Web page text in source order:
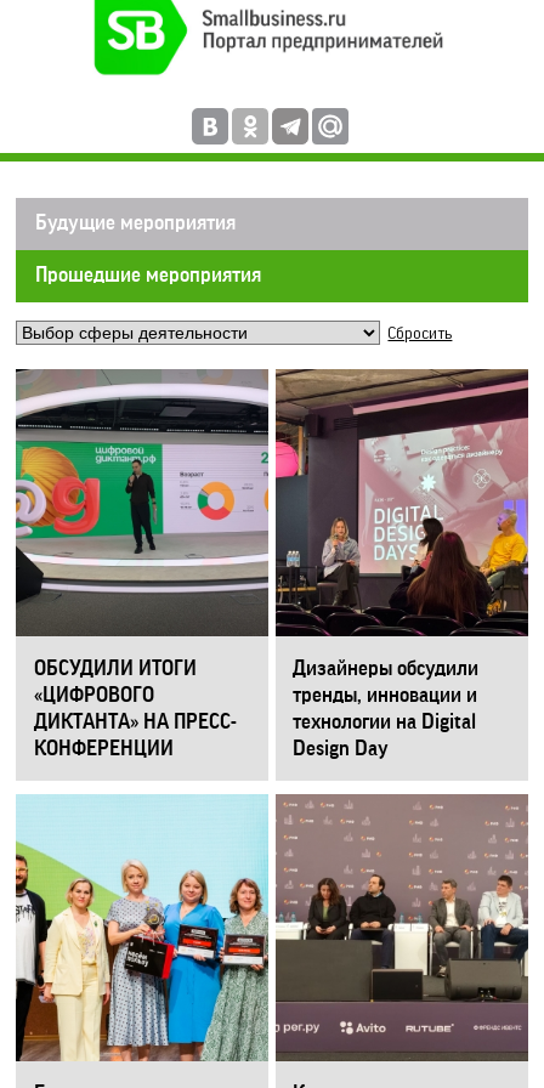
Будущие мероприятия
Прошедшие мероприятия
Сбросить
ОБСУДИЛИ ИТОГИ
«ЦИФРОВОГО
ДИКТАНТА» НА ПРЕСС-
КОНФЕРЕНЦИИ
Дизайнеры обсудили
тренды, инновации и
технологии на Digital
Design Day